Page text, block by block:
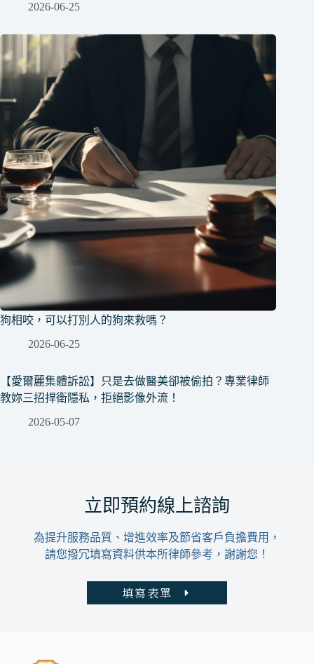
2026-06-25
狗相咬，可以打別人的狗來救嗎？
2026-06-25
【愛爾麗集體訴訟】只是去做醫美卻被偷拍？專業律師
教妳三招捍衛隱私，拒絕影像外流！
2026-05-07
立即預約線上諮詢
為提升服務品質、增進效率及節省客戶負擔費用，
請您撥冗填寫資料供本所律師參考，謝謝您！
填寫表單